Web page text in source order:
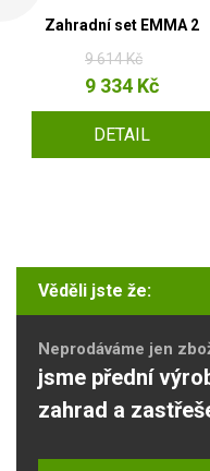
Zahradní set EMMA 2
9 614 Kč
9 334 Kč
DETAIL
Věděli jste že:
Neprodáváme jen
jsme přední
zahrad a